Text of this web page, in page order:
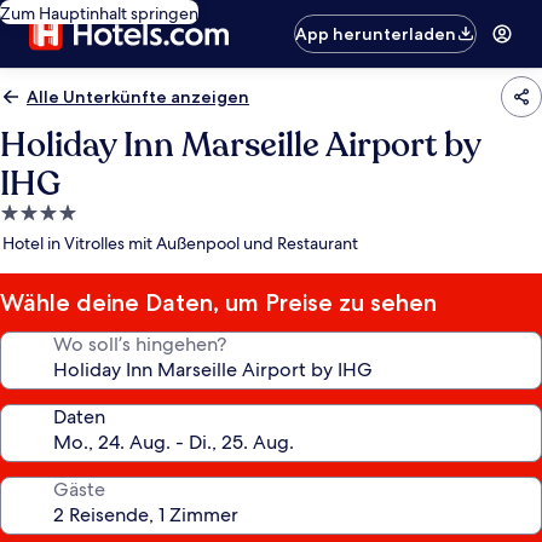
Zum Hauptinhalt springen
App herunterladen
Alle Unterkünfte anzeigen
Holiday Inn Marseille Airport by
IHG
4.0-
Sterne-
Hotel in Vitrolles mit Außenpool und Restaurant
Wähle deine Daten, um Preise zu sehen
Wo soll’s hingehen?
Daten
Gäste